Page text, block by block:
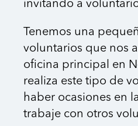
invitando a
Tenemos una
voluntarios que nos
oficina principal en
realiza este tipo de
haber ocasiones en
trabaje con otros